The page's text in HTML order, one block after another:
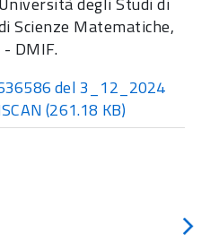
Scienze Matematiche,
DMIF.
del 3_12_2024
(261.18 KB)